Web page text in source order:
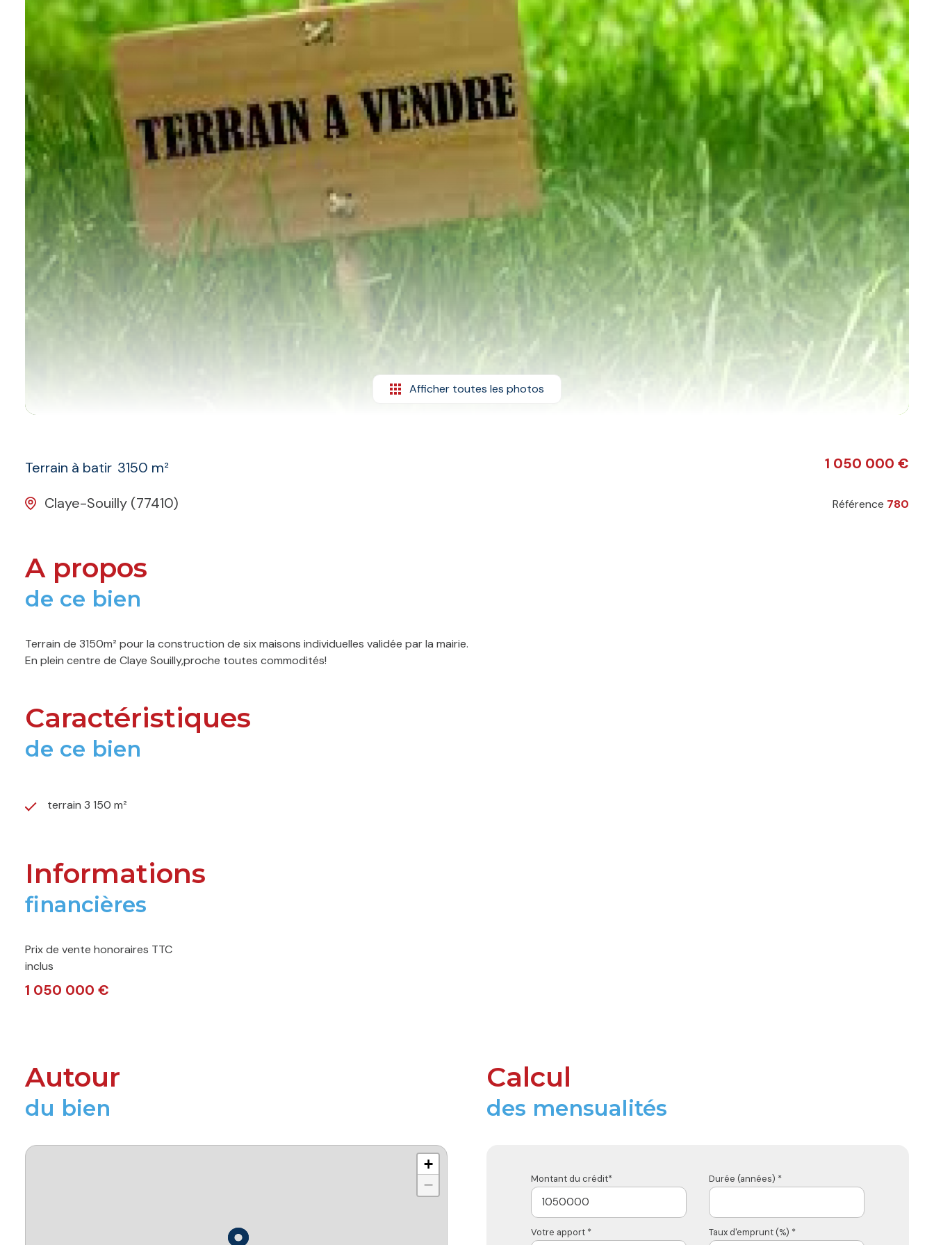
L'agence
Afficher toutes les photos
Terrain à batir 3150 m²
Claye-Souilly (77410)
1 050 000 €
Référence 780
A propos
de ce bien
Terrain de 3150m² pour la construction de six maisons individuelles validée par la mairie.
En plein centre de Claye Souilly,proche toutes commodités!
Caractéristiques
de ce bien
terrain 3 150 m²
Informations
financières
Prix de vente honoraires TTC
inclus
1 050 000 €
Autour
du bien
+
−
Calcul
des mensualités
Montant du crédit* Durée (années) *
Votre apport * Taux d'emprunt (%) *